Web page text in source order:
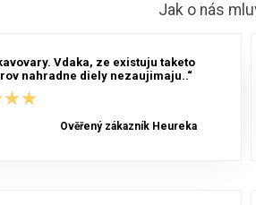
Jak o nás
Vdaka, ze existuju taketo
nahradne diely nezaujimaju..“
Ověřený zákazník Heureka